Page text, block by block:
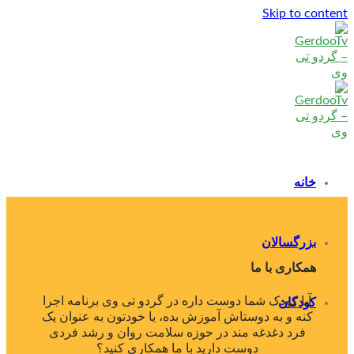
Skip to content
خانه
بزرگسالان
کودکان
همکاری با ما
آیا کودک شما دوست داره در گردو تی وی برنامه اجرا
کنه و به دوستاش آموزش بده، یا خودتون به عنوان یک
فرد دغدغه مند در حوزه سلامت روان و رشد فردی
دوست دارید با ما همکاری کنید؟